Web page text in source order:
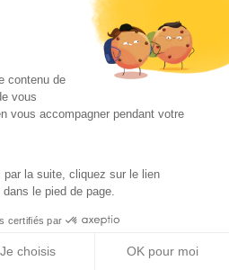
contenu de
vous
vous accompagner pendant votre
la suite, cliquez sur le lien
le pied de page.
certifiés par
Je choisis OK pour moi
Archidvisor
33000 Bordeaux, France